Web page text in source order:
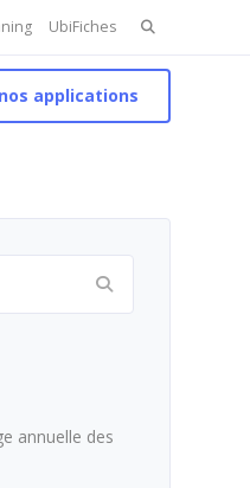
UbiFiches Search
for:
applications
annuelle des